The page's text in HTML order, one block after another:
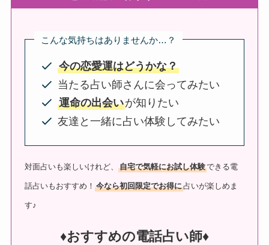
こんな気持ちはありませんか…？
今の恋愛運はどうかな？
当たる占い師さんに会ってみたい
運命の出会いが知りたい
友達と一緒に占い体験してみたい
対面占いも楽しいけれど、自宅で気軽にお試し体験できる電
話占いもおすすめ！今なら初回限定でお得に占いが楽しめま
す♪
♦︎おすすめの電話占い師♦︎